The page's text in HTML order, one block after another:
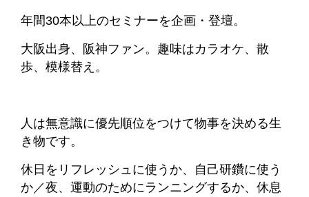
年間30本以上のセミナーを企画・登壇。
大阪出身、阪神ファン。趣味はカラオケ、散
歩、模様替え。
人は無意識に優先順位をつけて物事を決める生
き物です。
休日をリフレッシュに使うか、自己研鑽に使う
か／夜、運動のためにランニングするか、休息